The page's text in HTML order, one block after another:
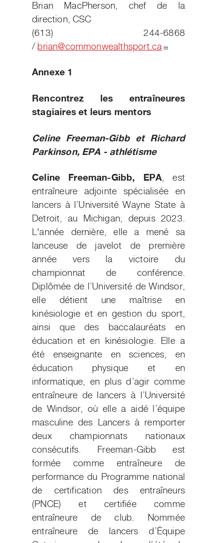
Brian MacPherson, chef de la
direction, CSC
(613) 244-6868
/ brian@commonwealthsport.ca
Annexe 1
Rencontrez les entraîneures
stagiaires et leurs mentors
Celine Freeman-Gibb et Richard
Parkinson, EPA - athlétisme
Celine Freeman-Gibb, EPA, est
entraîneure adjointe spécialisée en
lancers à l’Université Wayne State à
Detroit, au Michigan, depuis 2023.
L'année dernière, elle a mené sa
lanceuse de javelot de première
année vers la victoire du
championnat de conférence.
Diplômée de l’Université de Windsor,
elle détient une maîtrise en
kinésiologie et en gestion du sport,
ainsi que des baccalauréats en
éducation et en kinésiologie. Elle a
été enseignante en sciences, en
éducation physique et en
informatique, en plus d’agir comme
entraîneure de lancers à l’Université
de Windsor, où elle a aidé l’équipe
masculine des Lancers à remporter
deux championnats nationaux
consécutifs. Freeman-Gibb est
formée comme entraîneure de
performance du Programme national
de certification des entraîneurs
(PNCE) et certifiée comme
entraîneure de club. Nommée
entraîneure de lancers d’Équipe